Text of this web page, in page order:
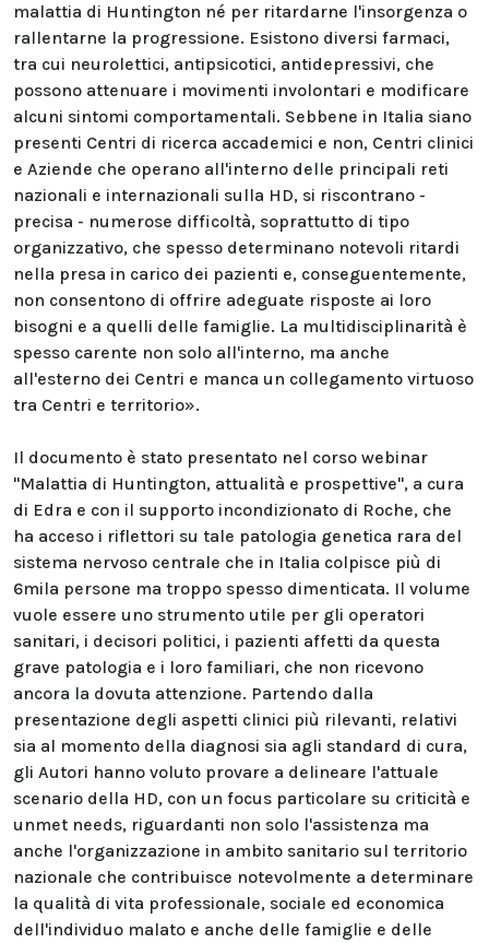
malattia di Huntington né per ritardarne l'insorgenza o
rallentarne la progressione. Esistono diversi farmaci,
tra cui neurolettici, antipsicotici, antidepressivi, che
possono attenuare i movimenti involontari e modificare
alcuni sintomi comportamentali. Sebbene in Italia siano
presenti Centri di ricerca accademici e non, Centri clinici
e Aziende che operano all'interno delle principali reti
nazionali e internazionali sulla HD, si riscontrano -
precisa - numerose difficoltà, soprattutto di tipo
organizzativo, che spesso determinano notevoli ritardi
nella presa in carico dei pazienti e, conseguentemente,
non consentono di offrire adeguate risposte ai loro
bisogni e a quelli delle famiglie. La multidisciplinarità è
spesso carente non solo all'interno, ma anche
all'esterno dei Centri e manca un collegamento virtuoso
tra Centri e territorio».
Il documento è stato presentato nel corso webinar
"Malattia di Huntington, attualità e prospettive", a cura
di Edra e con il supporto incondizionato di Roche, che
ha acceso i riflettori su tale patologia genetica rara del
sistema nervoso centrale che in Italia colpisce più di
6mila persone ma troppo spesso dimenticata. Il volume
vuole essere uno strumento utile per gli operatori
sanitari, i decisori politici, i pazienti affetti da questa
grave patologia e i loro familiari, che non ricevono
ancora la dovuta attenzione. Partendo dalla
presentazione degli aspetti clinici più rilevanti, relativi
sia al momento della diagnosi sia agli standard di cura,
gli Autori hanno voluto provare a delineare l'attuale
scenario della HD, con un focus particolare su criticità e
unmet needs, riguardanti non solo l'assistenza ma
anche l'organizzazione in ambito sanitario sul territorio
nazionale che contribuisce notevolmente a determinare
la qualità di vita professionale, sociale ed economica
dell'individuo malato e anche delle famiglie e delle